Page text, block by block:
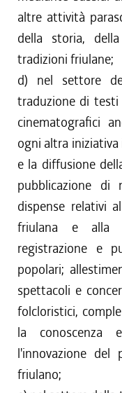
altre attività
della storia,
tradizioni friulane;
d) nel settore
traduzione di
cinematografici
ogni altra
e la diffusione
pubblicazione di
dispense relativi
friulana e alla
registrazione e
popolari;
spettacoli e
folcloristici,
la conoscenza
l'innovazione del
friulano;